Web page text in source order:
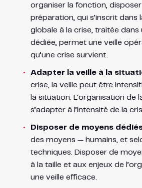
organiser la fonction,
préparation, qui s’inscrit dans
globale à la crise, traitée dans
dédiée, permet une veille
qu’une crise survient.
Adapter la veille à la
crise, la veille peut être
la situation. L’organisation de
s’adapter à l’intensité de la
Disposer de moyens
des moyens — humains, et
techniques. Disposer de
à la taille et aux enjeux de
une veille efficace.